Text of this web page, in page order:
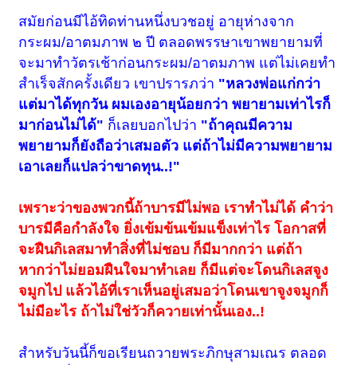
สมัยก่อนมีไอ้ทิดท่านหนึ่งบวชอยู่ อายุห่างจาก
กระผม/อาตมภาพ ๒ ปี ตลอดพรรษาเขาพยายามที่
จะมาทำวัตรเช้าก่อนกระผม/อาตมภาพ แต่ไม่เคยทำ
สำเร็จสักครั้งเดียว เขาปรารภว่า "หลวงพ่อแก่กว่า
แต่มาได้ทุกวัน ผมเองอายุน้อยกว่า พยายามเท่าไรก็
มาก่อนไม่ได้" ก็เลยบอกไปว่า "ถ้าคุณมีความ
พยายามก็ยังถือว่าเสมอตัว แต่ถ้าไม่มีความพยายาม
เอาเลยก็แปลว่าขาดทุน..!"
เพราะว่าของพวกนี้ถ้าบารมีไม่พอ เราทำไม่ได้ คำว่า
บารมีคือกำลังใจ ยิ่งเข้มข้นเข้มแข็งเท่าไร โอกาสที่
จะฝืนกิเลสมาทำสิ่งที่ไม่ชอบ ก็มีมากกว่า แต่ถ้า
หากว่าไม่ยอมฝืนใจมาทำเลย ก็มีแต่จะโดนกิเลสจูง
จมูกไป แล้วไอ้ที่เราเห็นอยู่เสมอว่าโดนเขาจูงจมูกก็
ไม่มีอะไร ถ้าไม่ใช่วัวก็ควายเท่านั้นเอง..!
สำหรับวันนี้ก็ขอเรียนถวายพระภิกษุสามเณร ตลอด